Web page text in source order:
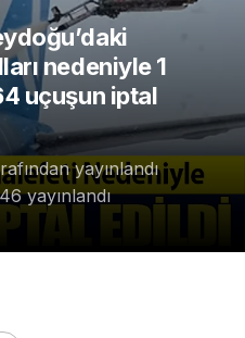
nedeniyle 1
uçuşun iptal
yayınlandı
yayınlandı